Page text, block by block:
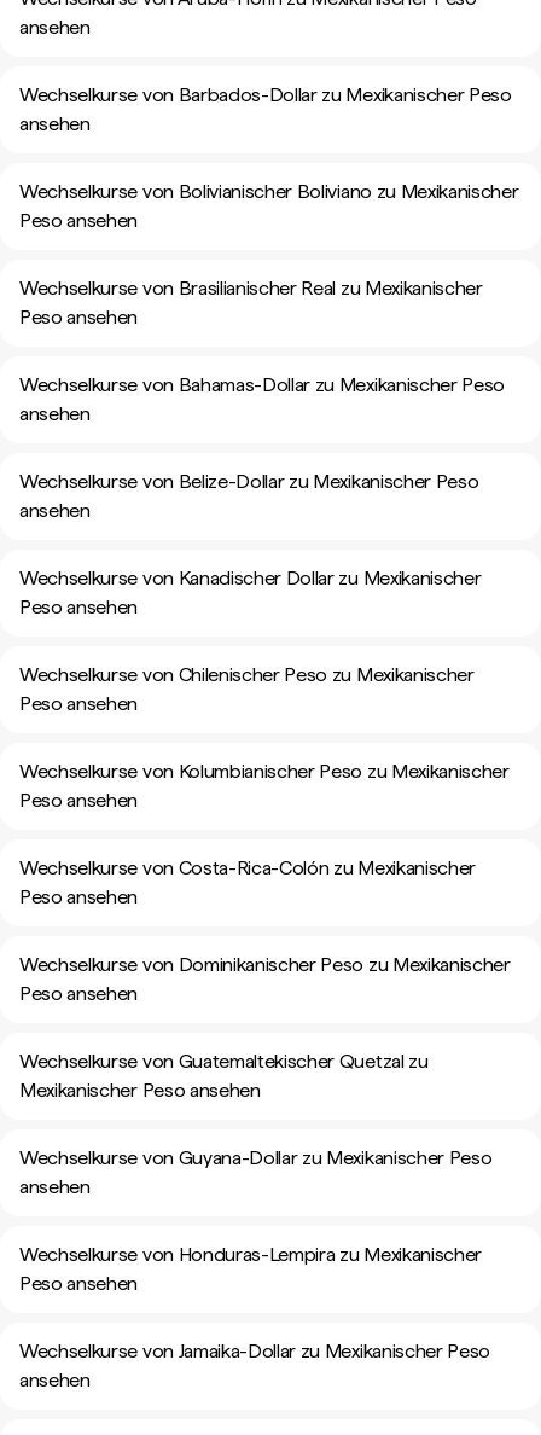
ansehen
Wechselkurse von Barbados-Dollar zu Mexikanischer Peso
ansehen
Wechselkurse von Bolivianischer Boliviano zu Mexikanischer
Peso ansehen
Wechselkurse von Brasilianischer Real zu Mexikanischer
Peso ansehen
Wechselkurse von Bahamas-Dollar zu Mexikanischer Peso
ansehen
Wechselkurse von Belize-Dollar zu Mexikanischer Peso
ansehen
Wechselkurse von Kanadischer Dollar zu Mexikanischer
Peso ansehen
Wechselkurse von Chilenischer Peso zu Mexikanischer
Peso ansehen
Wechselkurse von Kolumbianischer Peso zu Mexikanischer
Peso ansehen
Wechselkurse von Costa-Rica-Colón zu Mexikanischer
Peso ansehen
Wechselkurse von Dominikanischer Peso zu Mexikanischer
Peso ansehen
Wechselkurse von Guatemaltekischer Quetzal zu
Mexikanischer Peso ansehen
Wechselkurse von Guyana-Dollar zu Mexikanischer Peso
ansehen
Wechselkurse von Honduras-Lempira zu Mexikanischer
Peso ansehen
Wechselkurse von Jamaika-Dollar zu Mexikanischer Peso
ansehen